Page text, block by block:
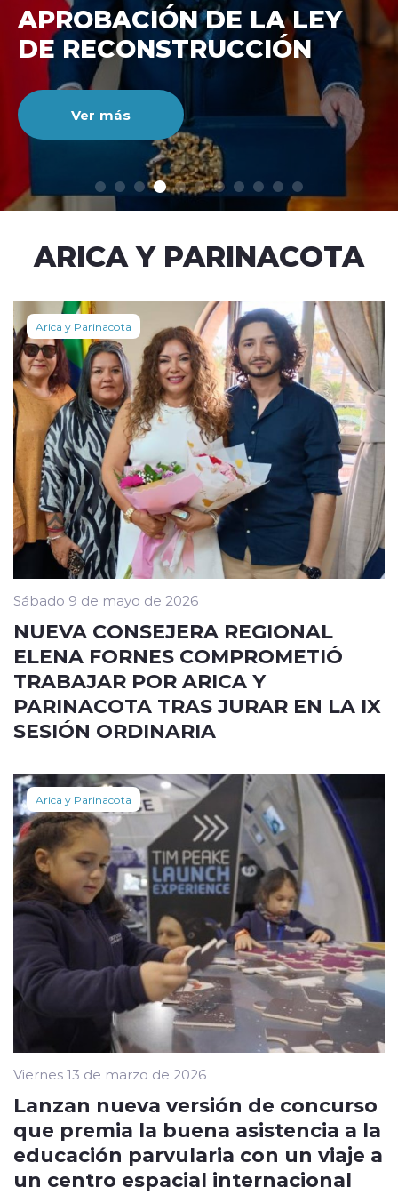
modo claro
DE RECONSTRUCCIÓ
NACIONAL
Ver más
ARICA Y PARINACOTA
Arica y Parinacota
Sábado 9 de mayo de 2026
NUEVA CONSEJERA REGIONAL
ELENA FORNES COMPROMETIÓ
TRABAJAR POR ARICA Y
PARINACOTA TRAS JURAR EN LA IX
SESIÓN ORDINARIA
Arica y Parinacota
Viernes 13 de marzo de 2026
Lanzan nueva versión de concurso
que premia la buena asistencia a la
educación parvularia con un viaje a
un centro espacial internacional